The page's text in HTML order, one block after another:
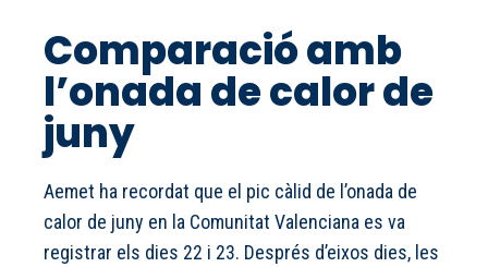
Comparació amb
l’onada de calor de
juny
Aemet ha recordat que el pic càlid de l’onada de
calor de juny en la Comunitat Valenciana es va
registrar els dies 22 i 23. Després d’eixos dies, les